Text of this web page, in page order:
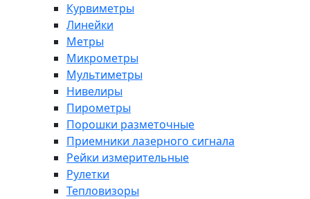
Курвиметры
Линейки
Метры
Микрометры
Мультиметры
Нивелиры
Пирометры
Порошки разметочные
Приемники лазерного сигнала
Рейки измерительные
Рулетки
Тепловизоры